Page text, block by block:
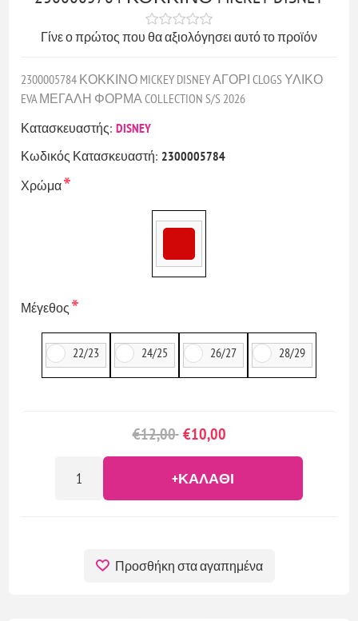
Γίνε ο πρώτος που θα αξιολόγησει αυτό το προϊόν
2300005784 ΚΟΚΚΙΝΟ MICKEY DISNEY ΑΓΟΡΙ CLOGS ΥΛΙΚΟ
EVA ΜΕΓΑΛΗ ΦΟΡΜΑ COLLECTION S/S 2026
Κατασκευαστής: DISNEY
Κωδικός Κατασκευαστή: 2300005784
Χρώμα*
Μέγεθος*
22/23 24/25 26/27 28/29
€12,00 €10,00
+ΚΑΛΆΘΙ
Προσθήκη στα αγαπημένα